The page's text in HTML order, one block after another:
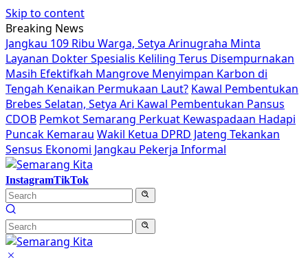
Skip to content
Breaking News
Jangkau 109 Ribu Warga, Setya Arinugraha Minta
Layanan Dokter Spesialis Keliling Terus Disempurnakan
Masih Efektifkah Mangrove Menyimpan Karbon di
Tengah Kenaikan Permukaan Laut? Kawal Pembentukan
Brebes Selatan, Setya Ari Kawal Pembentukan Pansus
CDOB Pemkot Semarang Perkuat Kewaspadaan Hadapi
Puncak Kemarau Wakil Ketua DPRD Jateng Tekankan
Sensus Ekonomi Jangkau Pekerja Informal
InstagramTikTok